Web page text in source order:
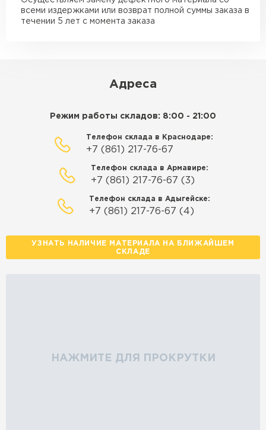
Манипулятор до 15 тн
всеми издержками или возврат полной суммы заказа в
течении 5 лет с момента заказа
Адреса
Режим работы складов: 8:00 - 21:00
Телефон склада в Краснодаре:
+7 (861) 217-76-67
Телефон склада в Армавире:
+7 (861) 217-76-67 (3)
Телефон склада в Адыгейске:
+7 (861) 217-76-67 (4)
УЗНАТЬ НАЛИЧИЕ МАТЕРИАЛА НА БЛИЖАЙШЕМ
СКЛАДЕ
НАЖМИТЕ ДЛЯ ПРОКРУТКИ